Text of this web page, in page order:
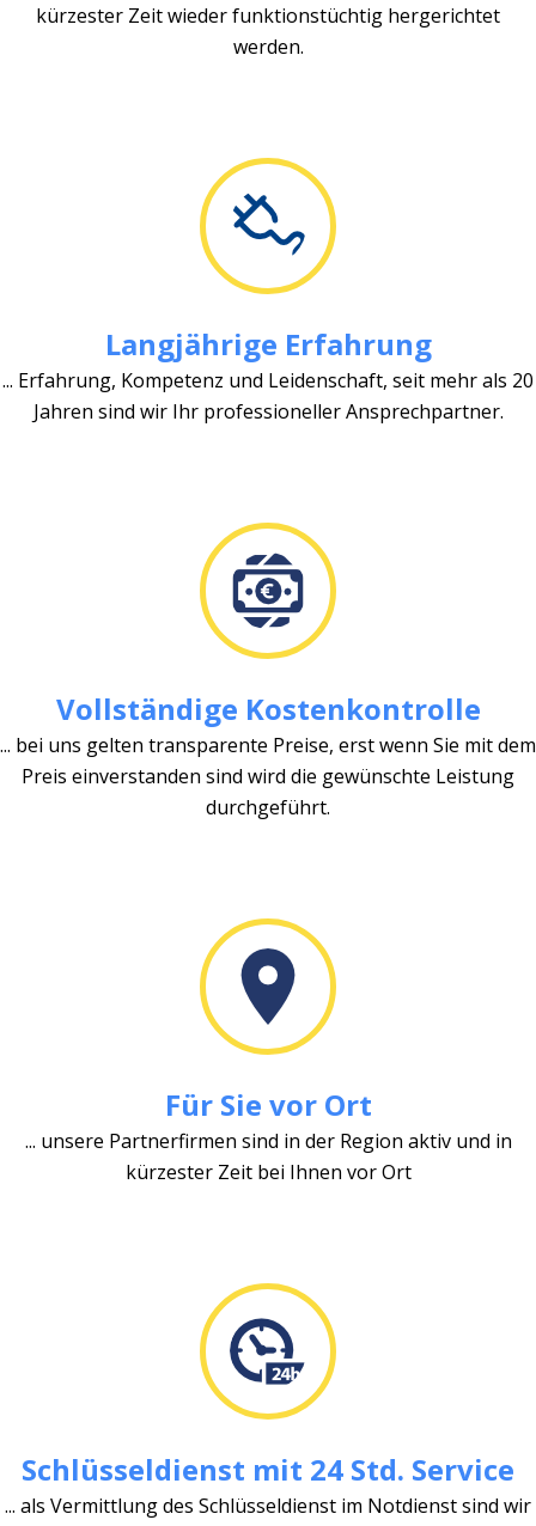
kürzester Zeit wieder funktionstüchtig hergerichtet
werden.
Langjährige Erfahrung
... Erfahrung, Kompetenz und Leidenschaft, seit mehr als 20
Jahren sind wir Ihr professioneller Ansprechpartner.
Vollständige Kostenkontrolle
... bei uns gelten transparente Preise, erst wenn Sie mit dem
Preis einverstanden sind wird die gewünschte Leistung
durchgeführt.
Für Sie vor Ort
... unsere Partnerfirmen sind in der Region aktiv und in
kürzester Zeit bei Ihnen vor Ort
Schlüsseldienst mit 24 Std. Service
... als Vermittlung des Schlüsseldienst im Notdienst sind wir